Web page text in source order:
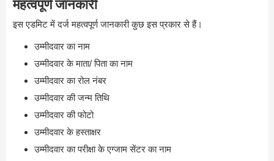
महत्वपूर्ण जानकारी
इस एडमिट में दर्ज महत्वपूर्ण जानकारी कुछ इस प्रकार से हैं।
उम्मीदवार का नाम
उम्मीदवार के माता/ पिता का नाम
उम्मीदवार का रोल नंबर
उम्मीदवार की जन्म तिथि
उम्मीदवार की फोटो
उम्मीदवार के हस्ताक्षर
उम्मीदवार का परीक्षा के एग्जाम सेंटर का नाम